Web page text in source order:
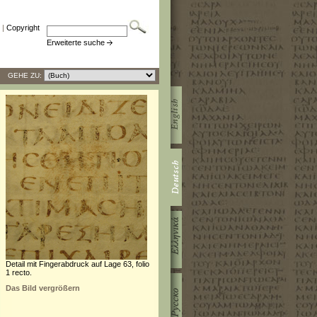
Erweiterte suche
| Copyright
GEHE ZU:
Detail mit Fingerabdruck auf Lage 63, folio
1 recto.
Das Bild vergrößern